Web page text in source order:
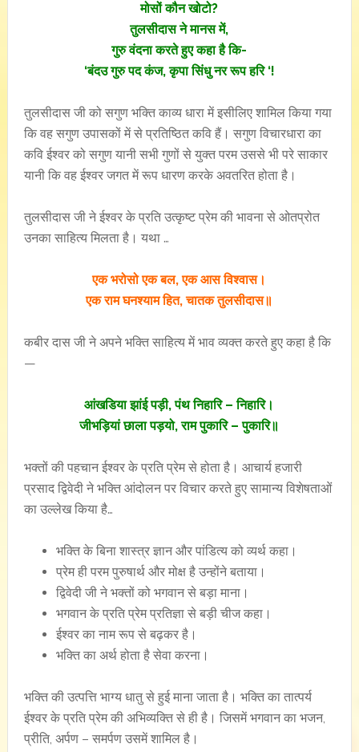
मोसों कौन खोटो?
तुलसीदास ने मानस में,
गुरु वंदना करते हुए कहा है कि-
‘बंदउ गुरु पद कंज, कृपा सिंधु नर रूप हरि ‘!
तुलसीदास जी को सगुण भक्ति काव्य धारा में इसीलिए शामिल किया गया
कि वह सगुण उपासकों में से प्रतिष्ठित कवि हैं। सगुण विचारधारा का
कवि ईश्वर को सगुण यानी सभी गुणों से युक्त परम उससे भी परे साकार
यानी कि वह ईश्वर जगत में रूप धारण करके अवतरित होता है।
तुलसीदास जी ने ईश्वर के प्रति उत्कृष्ट प्रेम की भावना से ओतप्रोत
उनका साहित्य मिलता है। यथा …
एक भरोसो एक बल, एक आस विश्वास।
एक राम घनश्याम हित, चातक तुलसीदास॥
कबीर दास जी ने अपने भक्ति साहित्य में भाव व्यक्त करते हुए कहा है कि
—
आंखडिया झांई पड़ी, पंथ निहारि – निहारि।
जीभड़ियां छाला पड़यो, राम पुकारि – पुकारि॥
भक्तों की पहचान ईश्वर के प्रति प्रेम से होता है। आचार्य हजारी
प्रसाद द्विवेदी ने भक्ति आंदोलन पर विचार करते हुए सामान्य विशेषताओं
का उल्लेख किया है…
भक्ति के बिना शास्त्र ज्ञान और पांडित्य को व्यर्थ कहा।
प्रेम ही परम पुरुषार्थ और मोक्ष है उन्होंने बताया।
द्विवेदी जी ने भक्तों को भगवान से बड़ा माना।
भगवान के प्रति प्रेम प्रतिज्ञा से बड़ी चीज कहा।
ईश्वर का नाम रूप से बढ़कर है।
भक्ति का अर्थ होता है सेवा करना।
भक्ति की उत्पत्ति भाग्य धातु से हुई माना जाता है। भक्ति का तात्पर्य
ईश्वर के प्रति प्रेम की अभिव्यक्ति से ही है। जिसमें भगवान का भजन,
प्रीति, अर्पण – समर्पण उसमें शामिल है।